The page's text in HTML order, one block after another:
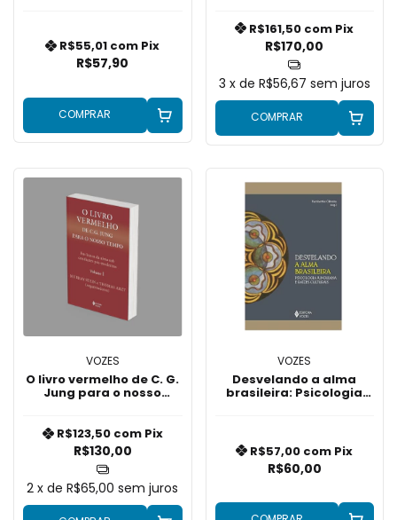
R$57,90
R$55,01 com Pix
COMPRAR
R$170,00
R$161,50 com Pix
3 x de R$56,67 sem juros
COMPRAR
VOZES
O livro vermelho de C. G.
Jung para o nosso
R$130,00
R$123,50 com Pix
2 x deR$65,00 sem juros
VOZES
Desvelando a alma
brasileira: Psicologia
R$60,00
R$57,00 com Pix